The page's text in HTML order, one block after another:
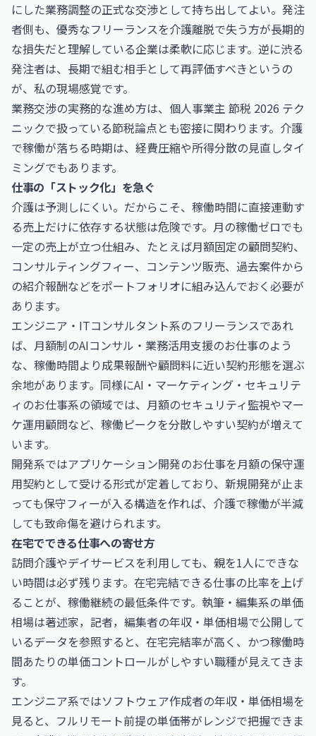
にした業務調整の正式な交渉として持ち出してよい。発注
者側も、優秀なフリーランスを介護離脱で失う方が長期的
な損失だと理解している企業は柔軟に応じます。逆に渋る
発注者は、長期で組む相手として再評価すべきというの
が、私の現場感覚です。
業務交渉の実務的な進め方は、 個人事業主 節税 2026 テク
ニックで扱っている節税論点とも密接に関わります。介護
で稼働が落ちる時期は、経費圧縮や所得分散の見直しタイ
ミングでもあります。
仕事の「ストック化」を急ぐ
介護は予測しにくい。だからこそ、稼働時間に直接連動す
る売上だけに依存する状態は危険です。月の稼働ゼロでも
一定の売上が立つ仕組み、たとえば月額固定の顧問契約、
コンサルティングフィー、コンテンツ販売、過去案件から
の紹介報酬などをポートフォリオに組み込んでおく必要が
あります。
エンジニア・ITコンサルタント系のフリーランスであれ
ば、月額制のAIコンサル・業務活用支援のお仕事のよう
な、稼働時間より成果報酬や顧問料に近い契約形態を選ぶ
余地があります。同様にAI・マーケティング・セキュリテ
ィのお仕事系の領域では、月額のセキュリティ監視やマー
ケ運用顧問など、稼働ピークを分散しやすい契約が増えて
います。
開発系ではアプリケーション開発のお仕事を月額の保守運
用契約として受ける形式が定着しており、新規開発が止ま
っても保守フィーが入る構造を作れば、介護で稼働が半減
しても致命傷を避けられます。
在宅でできる仕事への寄せ方
訪問介護やデイサービスを利用しても、親を1人にできな
い時間は必ず残ります。在宅完結できる仕事の比率を上げ
ることが、稼働継続の最低条件です。執筆・編集系の単価
相場は著述家，記者，編集者の年収・単価相場で公開して
いるデータを参照すると、在宅完結率が高く、かつ稼働時
間あたりの単価コントロールがしやすい職種が見えてきま
す。
エンジニア系ではソフトウェア作成者の年収・単価相場を
見ると、フルリモート前提の単価帯がレンジで把握できま